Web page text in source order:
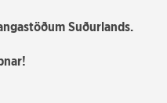
Suðurlands.